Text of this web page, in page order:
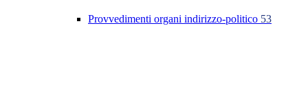
Provvedimenti organi indirizzo-politico 53